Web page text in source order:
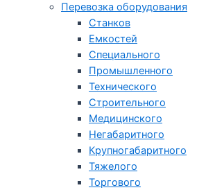
Перевозка оборудования
Станков
Емкостей
Специального
Промышленного
Технического
Строительного
Медицинского
Негабаритного
Крупногабаритного
Тяжелого
Торгового